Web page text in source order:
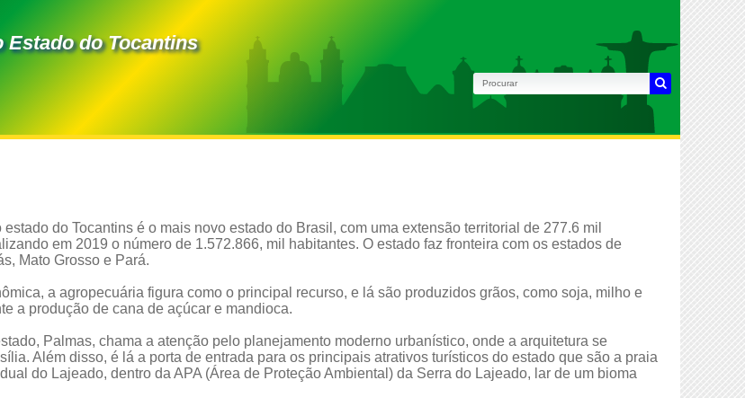
do Tocantins
do Tocantins é o mais novo estado do Brasil, com uma extensão territorial de 277.6 mil
em 2019 o número de 1.572.866, mil habitantes. O estado faz fronteira com os estados de
Mato Grosso e Pará.
a agropecuária figura como o principal recurso, e lá são produzidos grãos, como soja, milho e
a produção de cana de açúcar e mandioca.
Palmas, chama a atenção pelo planejamento moderno urbanístico, onde a arquitetura se
Além disso, é lá a porta de entrada para os principais atrativos turísticos do estado que são a praia
do Lajeado, dentro da APA (Área de Proteção Ambiental) da Serra do Lajeado, lar de um bioma